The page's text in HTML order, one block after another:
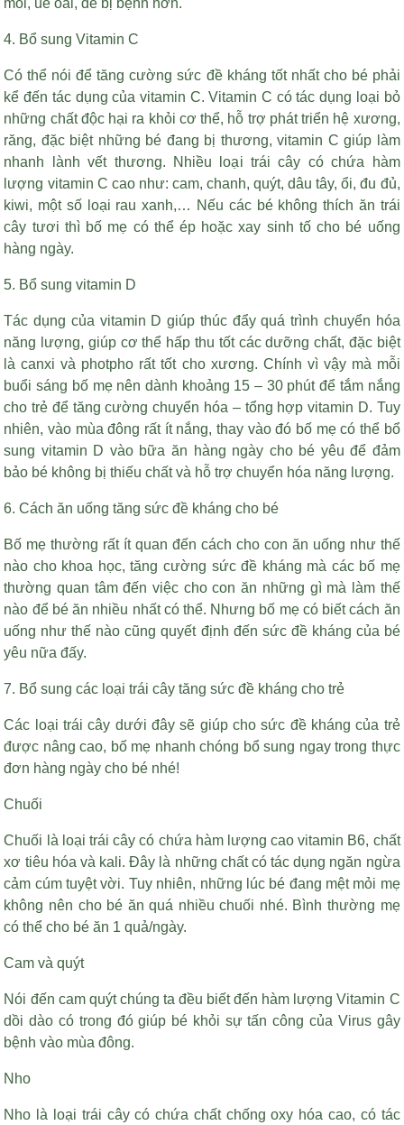
mỏi, uể oải, dễ bị bệnh hơn.
4. Bổ sung Vitamin C
Có thể nói để tăng cường sức đề kháng tốt nhất cho bé phải
kể đến tác dụng của vitamin C. Vitamin C có tác dụng loại bỏ
những chất độc hại ra khỏi cơ thể, hỗ trợ phát triển hệ xương,
răng, đặc biệt những bé đang bị thương, vitamin C giúp làm
nhanh lành vết thương. Nhiều loại trái cây có chứa hàm
lượng vitamin C cao như: cam, chanh, quýt, dâu tây, ổi, đu đủ,
kiwi, một số loại rau xanh,… Nếu các bé không thích ăn trái
cây tươi thì bố mẹ có thể ép hoặc xay sinh tố cho bé uống
hàng ngày.
5. Bổ sung vitamin D
Tác dụng của vitamin D giúp thúc đẩy quá trình chuyển hóa
năng lượng, giúp cơ thể hấp thu tốt các dưỡng chất, đặc biệt
là canxi và photpho rất tốt cho xương. Chính vì vậy mà mỗi
buổi sáng bố mẹ nên dành khoảng 15 – 30 phút để tắm nắng
cho trẻ để tăng cường chuyển hóa – tổng hợp vitamin D. Tuy
nhiên, vào mùa đông rất ít nắng, thay vào đó bố mẹ có thể bổ
sung vitamin D vào bữa ăn hàng ngày cho bé yêu để đảm
bảo bé không bị thiếu chất và hỗ trợ chuyển hóa năng lượng.
6. Cách ăn uống tăng sức đề kháng cho bé
Bố mẹ thường rất ít quan đến cách cho con ăn uống như thế
nào cho khoa học, tăng cường sức đề kháng mà các bố mẹ
thường quan tâm đến việc cho con ăn những gì mà làm thế
nào để bé ăn nhiều nhất có thể. Nhưng bố mẹ có biết cách ăn
uống như thế nào cũng quyết định đến sức đề kháng của bé
yêu nữa đấy.
7. Bổ sung các loại trái cây tăng sức đề kháng cho trẻ
Các loại trái cây dưới đây sẽ giúp cho sức đề kháng của trẻ
được nâng cao, bố mẹ nhanh chóng bổ sung ngay trong thực
đơn hàng ngày cho bé nhé!
Chuối
Chuối là loại trái cây có chứa hàm lượng cao vitamin B6, chất
xơ tiêu hóa và kali. Đây là những chất có tác dụng ngăn ngừa
cảm cúm tuyệt vời. Tuy nhiên, những lúc bé đang mệt mỏi mẹ
không nên cho bé ăn quá nhiều chuối nhé. Bình thường mẹ
có thể cho bé ăn 1 quả/ngày.
Cam và quýt
Nói đến cam quýt chúng ta đều biết đến hàm lượng Vitamin C
dồi dào có trong đó giúp bé khỏi sự tấn công của Virus gây
bệnh vào mùa đông.
Nho
Nho là loại trái cây có chứa chất chống oxy hóa cao, có tác